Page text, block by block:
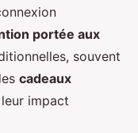
portée aux
souvent
cadeaux
impact